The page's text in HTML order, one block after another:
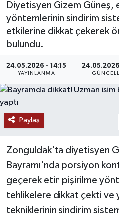
Diyetisyen Gizem Güneş,
yöntemlerinin sindirim
etkilerine dikkat çekerek
bulundu.
24.05.2026 - 14:15
YAYINLANMA
24.05.2026
Paylaş
Zonguldak'ta diyetisyen
Bayramı'nda porsiyon
geçerek etin pişirilme
tehlikelere dikkat çekti ve
tekniklerinin sindirim
ÖZEL HABER
RESMİ İLANLAR
SAĞLIK
SİYASET
SOSYAL YARDIMLAR
SPOR
TEKNOLOJİ